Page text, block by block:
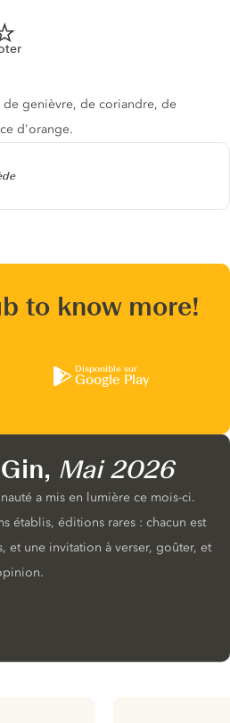
de genièvre, de coriandre, de
d'orange.
to know more!
Disponible sur
Google Play
Mai 2026
a mis en lumière ce mois-ci.
établis, éditions rares : chacun est
et une invitation à verser, goûter, et